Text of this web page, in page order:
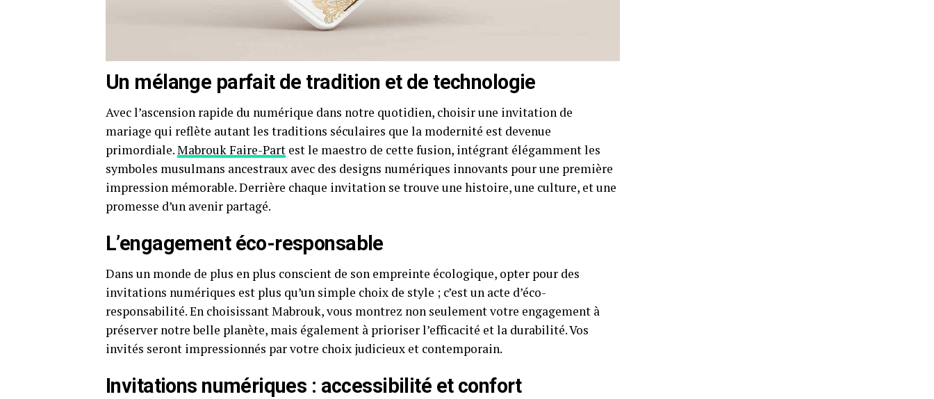
Un mélange parfait de tradition et de technologie
Avec l’ascension rapide du numérique dans notre quotidien, choisir une invitation de
mariage qui reflète autant les traditions séculaires que la modernité est devenue
primordiale.Mabrouk Faire-Part est le maestro de cette fusion, intégrant élégamment les
symboles musulmans ancestraux avec des designs numériques innovants pour une première
impression mémorable. Derrière chaque invitation se trouve une histoire, une culture, et une
promesse d’un avenir partagé.
L’engagement éco-responsable
Dans un monde de plus en plus conscient de son empreinte écologique, opter pour des
invitations numériques est plus qu’un simple choix de style ; c’est un acte d’éco-
responsabilité. En choisissant Mabrouk, vous montrez non seulement votre engagement à
préserver notre belle planète, mais également à prioriser l’efficacité et la durabilité. Vos
invités seront impressionnés par votre choix judicieux et contemporain.
Invitations numériques : accessibilité et confort